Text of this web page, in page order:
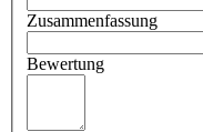
Zusammenfassung
Bewertung